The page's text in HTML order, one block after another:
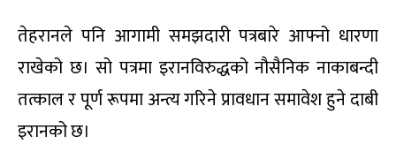
तेहरानले पनि आगामी समझदारी पत्रबारे आफ्नो धारणा
राखेको छ। सो पत्रमा इरानविरुद्धको नौसैनिक नाकाबन्दी
तत्काल र पूर्ण रूपमा अन्त्य गरिने प्रावधान समावेश हुने दाबी
इरानको छ।